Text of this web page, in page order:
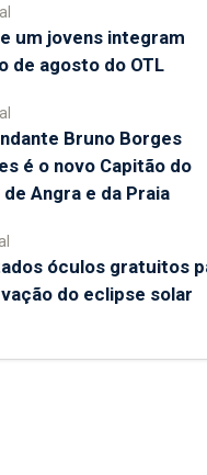
um jovens integram
de agosto do OTL
Bruno Borges
é o novo Capitão do
Angra e da Praia
óculos gratuitos
do eclipse solar